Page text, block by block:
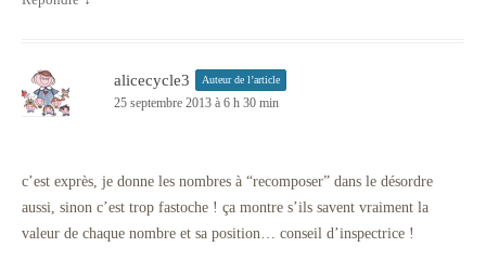
alicecycle3 Auteur de l’article
25 septembre 2013 à 6 h 30 min
c’est exprès, je donne les nombres à “recomposer” dans le désordre
aussi, sinon c’est trop fastoche ! ça montre s’ils savent vraiment la
valeur de chaque nombre et sa position… conseil d’inspectrice !